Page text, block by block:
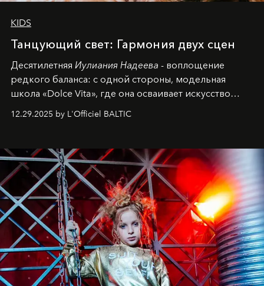
KIDS
Танцующий свет: Гармония двух сцен
Десятилетняя Иулиания Надеева - воплощение
редкого баланса: с одной стороны, модельная
школа «Dolce Vita», где она осваивает искусство
балетная студия при хореографическом училище,
танцевального пути за плечами.
12.29.2025 by L'Officiel BALTIC